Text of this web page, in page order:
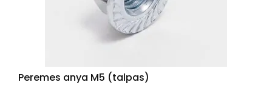
Peremes anya M5 (talpas)